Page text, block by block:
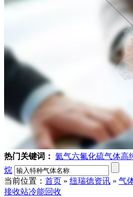
热门关键词： 氦气六氟化硫气体高
烷
当前位置： 首页 » 纽瑞德资讯 » 气
接收站冷能回收